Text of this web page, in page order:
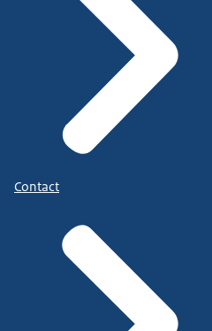
Contact